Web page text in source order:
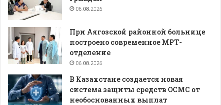
06.08.2026
При Аягозской районной больнице
построено современное МРТ-
отделение
06.08.2026
В Казахстане создается новая
система защиты средств ОСМС от
необоснованных выплат